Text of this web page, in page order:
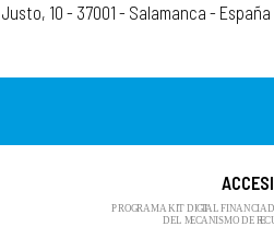
10 - 37001 - Salamanca - España